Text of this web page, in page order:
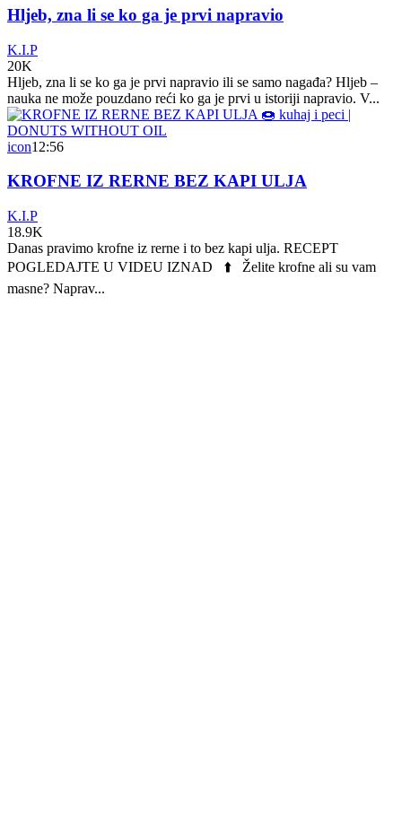
Hljeb, zna li se ko ga je prvi napravio
K.I.P
20K
Hljeb, zna li se ko ga je prvi napravio ili se samo nagađa? Hljeb –
nauka ne može pouzdano reći ko ga je prvi u istoriji napravio. V...
icon12:56
KROFNE IZ RERNE BEZ KAPI ULJA
K.I.P
18.9K
Danas pravimo krofne iz rerne i to bez kapi ulja. RECEPT
POGLEDAJTE U VIDEU IZNAD ⬆️ Želite krofne ali su vam
masne? Naprav...